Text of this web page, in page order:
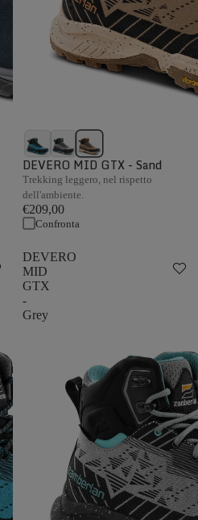
DEVERO MID GTX - Sand
Trekking leggero, nel rispetto
dell'ambiente.
€209,00
Confronta
DEVERO
MID
GTX
-
Grey